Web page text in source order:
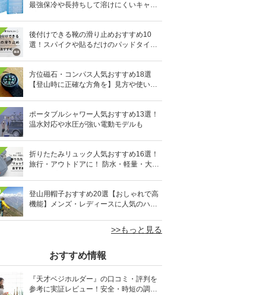
最強保冷や長持ちして溶けにくいキャン
後付けできる靴の滑り止めおすすめ10
選！スパイクや貼るだけのパッドタイプ
方位磁石・コンパス人気おすすめ18選
【登山時に正確な方角を】見方や使い方
ポータブルシャワー人気おすすめ13選！
温水対応や水圧が強い電動モデルも
折りたたみリュック人気おすすめ16選！
旅行・アウトドアに！ 防水・軽量・大容
登山用帽子おすすめ20選【おしゃれで高
機能】メンズ・レディースに人気のハッ
>>もっと見る
おすすめ情報
『天才ベジホルダー』の口コミ・評判を
参考に実証レビュー！安全・時短の調理